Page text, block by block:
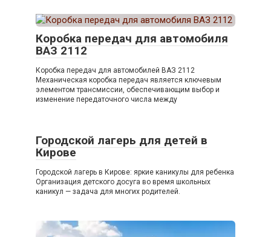
Коробка передач для автомобиля
ВАЗ 2112
Коробка передач для автомобилей ВАЗ 2112
Механическая коробка передач является ключевым
элементом трансмиссии, обеспечивающим выбор и
изменение передаточного числа между
Городской лагерь для детей в
Кирове
Городской лагерь в Кирове: яркие каникулы для ребенка
Организация детского досуга во время школьных
каникул — задача для многих родителей.